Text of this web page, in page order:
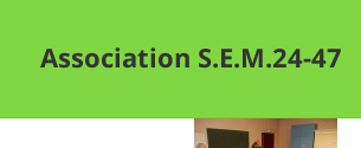
Association S.E.M.24-47